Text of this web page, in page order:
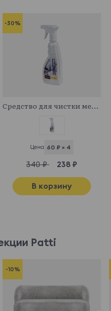
-30%
Средство для чистки мебельных тканей
Цена 60 ₽ × 4
340 ₽ 238 ₽
В корзину
Patti
-10%